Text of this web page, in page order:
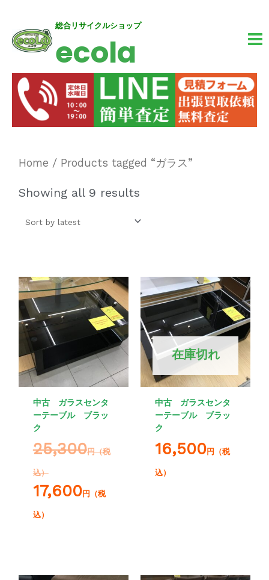
総合リサイクルショップ
ecola
Home / Products tagged “ガラス”
Showing all 9 results
中古 ガラスセンタ
ーテーブル ブラッ
ク
25,300円（税
込）
17,600円（税
込）
在庫切れ
中古 ガラスセンタ
ーテーブル ブラッ
ク
16,500円（税
込）